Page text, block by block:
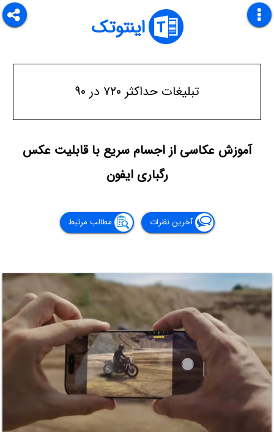
اینتوتک
تبلیغات حداکثر ۷۲۰ در ۹۰
آموزش عکاسی از اجسام سریع با قابلیت عکس
رگباری ایفون
آخرین نظرات مطالب مرتبط